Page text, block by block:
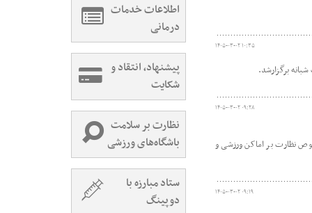
۱۴۰۵-۰۳-۰۲ ۱۰:۳۵
برگزارشد.
۱۴۰۵-۰۳-۰۲ ۰۹:۲۸
نظارت بر اماکن ورزشی و
۱۴۰۵-۰۳-۰۲ ۰۹:۱۹
اطلاعات خدمات
درمانی
پیشنهاد، انتقاد و
شکایت
نظارت بر سلامت
باشگاه‌های ورزشی
ستاد مبارزه با
دوپینگ